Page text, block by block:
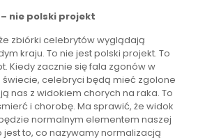
nie polski projekt
zbiórki celebrytów wyglądają
kraju. To nie jest polski projekt. To
Kiedy zacznie się fala zgonów w
świecie, celebryci będą mieć zgolone
nas z widokiem chorych na raka. To
i chorobę. Ma sprawić, że widok
normalnym elementem naszej
jest to, co nazywamy normalizacją